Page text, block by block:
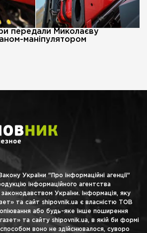
передали Миколаєву
маніпулятором
України "Про інформаційні агенції"
інформаційного агентства
України. Інформація, яку
та сайт shipovnik.ua є власністю ТОВ
або будь-яке інше поширення
та сайту shipovnik.ua, в якій би формі
воно не здійснювалося, суворо